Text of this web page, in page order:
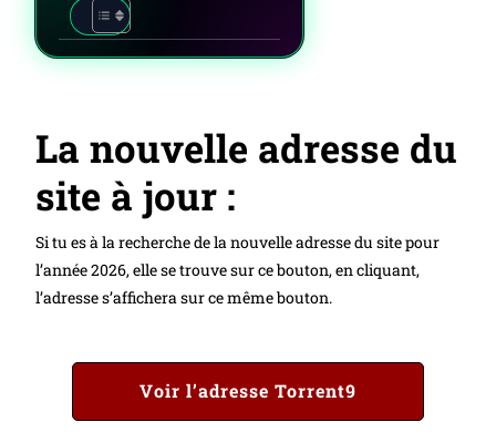
La nouvelle adresse du
site à jour :
Si tu es à la recherche de la nouvelle adresse du site pour
l’année 2026, elle se trouve sur ce bouton, en cliquant,
l’adresse s’affichera sur ce même bouton.
Voir l’adresse Torrent9